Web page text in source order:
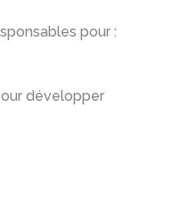
pour :
développer